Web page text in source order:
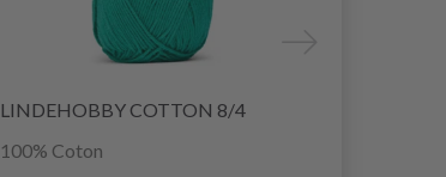
LINDEHOBBY COTTON 8/4
100% Coton